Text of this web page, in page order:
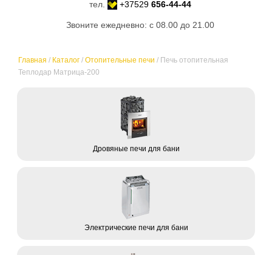
Главная / Каталог / Отопительные печи / Печь отопительная
Теплодар Матрица-200
Дровяные печи для бани
Электрические печи для бани
тел. +37529 656-44-44
Звоните ежедневно: с 08.00 до 21.00